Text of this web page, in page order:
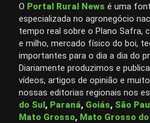
O Portal Rural News é uma
especializada no agronegócio
tempo real sobre o Plano Safra,
e milho, mercado físico do boi,
importantes para o dia a dia do
Diariamente produzimos e
vídeos, artigos de opinião e
nossas editorias regionais nos
do Sul, Paraná, Goiás, São
Mato Grosso, Mato Grosso